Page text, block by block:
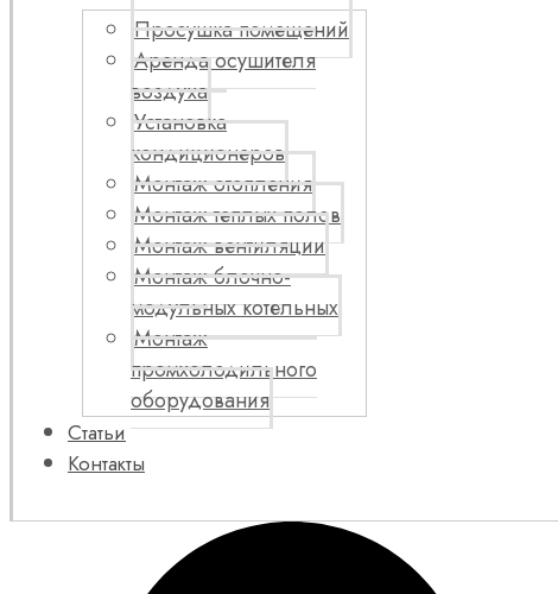
Просушка помещений
Аренда осушителя
воздуха
Установка
кондиционеров
Монтаж отопления
Монтаж теплых полов
Монтаж вентиляции
Монтаж блочно-
модульных котельных
Монтаж
промхолодильного
оборудования
Статьи
Контакты